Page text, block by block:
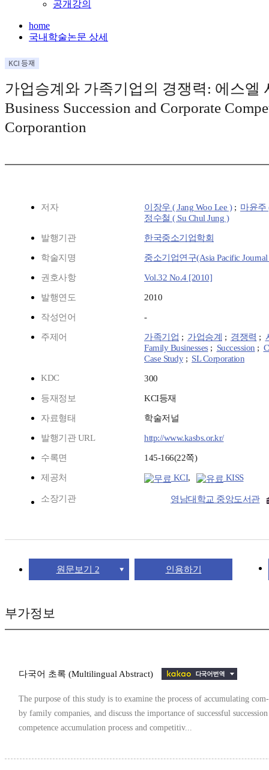
공개강의
home
국내학술논문 상세
가업승계와 가족기업의 경쟁력: 에스엘
Business Succession and Corporate
Corporantion
저자 이장우 ( Jang Woo Lee ); 마윤주
정수철 ( Su Chul Jung )
발행기관 한국중소기업학회
학술지명 중소기업연구(Asia Pacific Journal
권호사항 Vol.32 No.4 [2010]
발행연도 2010
작성언어 -
주제어 가족기업 ; 가업승계 ; 경쟁력 ;
Family Businesses; Succession ;
Case Study; SL Corporation
KDC
300
등재정보 KCI등재
자료형태 학술저널
발행기관 URL http://www.kasbs.or.kr/
수록면 145-166(22쪽)
제공처 KCI, KISS
소장기관 영남대학교 중앙도서관
원문보기 2 인용하기
부가정보
다국어 초록 (Multilingual Abstract)
The purpose of this study is to examine the process of accumulating
by family companies, and discuss the importance of successful
competence accumulation process and competitiv...